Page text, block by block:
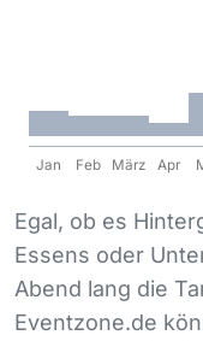
Jan Feb März Apr
Egal, ob es
Essens oder
Abend lang die
Eventzone.de